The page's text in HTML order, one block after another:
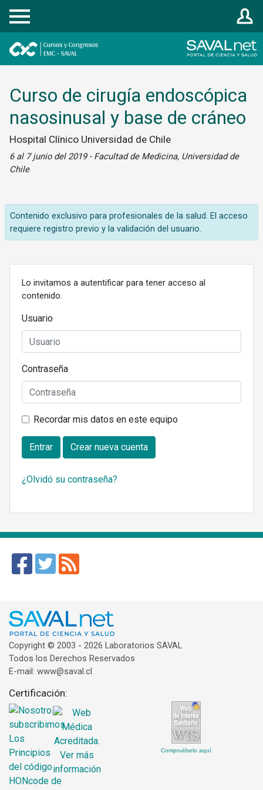
Registrarse
Curso de cirugía endoscópica
nasosinusal y base de cráneo
Hospital Clínico Universidad de Chile
6 al 7 junio del 2019 - Facultad de Medicina, Universidad de
Chile
Contenido exclusivo para profesionales de la salud. El acceso
requiere registro previo y la validación del usuario.
Lo invitamos a autentificar para tener acceso al
contenido.
Usuario
Contraseña
Recordar mis datos en este equipo
Entrar Crear nueva cuenta
¿Olvidó su contraseña?
Copyright © 2003 - 2026 Laboratorios SAVAL
Todos los Derechos Reservados
E-mail: www@saval.cl
Certificación:
Compruébelo aquí